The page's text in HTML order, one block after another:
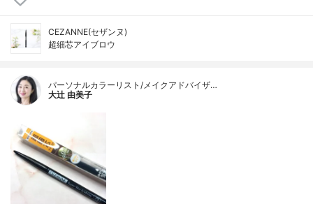
CEZANNE(セザンヌ)
超細芯アイブロウ
パーソナルカラーリスト/メイクアドバイザ…
大辻 由美子